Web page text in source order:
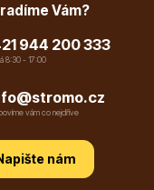
Vám?
944 200 333
8:30 - 17:00
vám co nejdříve
nám